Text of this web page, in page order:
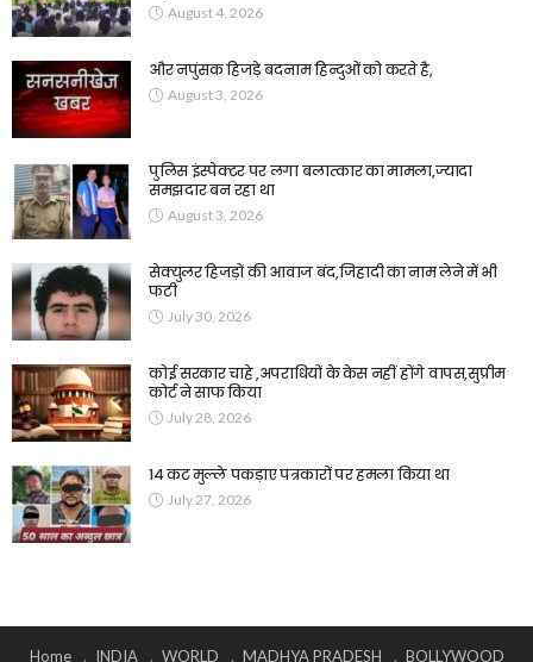
August 4, 2026
और नपुंसक हिजड़े बदनाम हिन्दुओं को करते है,
August 3, 2026
पुलिस इंस्पेक्टर पर लगा बलात्कार का मामला,ज्यादा
समझदार बन रहा था
August 3, 2026
सेक्युलर हिजड़ों की आवाज बंद,जिहादी का नाम लेने में भी
फटी
July 30, 2026
कोई सरकार चाहे ,अपराधियों के केस नहीं होंगे वापस,सुप्रीम
कोर्ट ने साफ किया
July 28, 2026
14 कट मुल्ले पकड़ाए पत्रकारों पर हमला किया था
July 27, 2026
Home INDIA WORLD MADHYA PRADESH BOLLYWOOD